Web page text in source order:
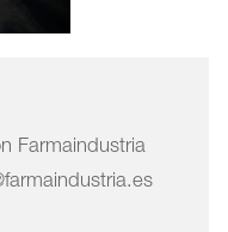
Farmaindustria